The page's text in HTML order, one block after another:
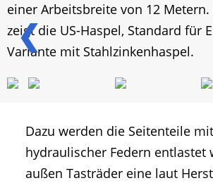
❮
einer Arbeitsbreite von 12
zeigt die US-Haspel, Standard für
Variante mit Stahlzinkenhaspel.
Dazu werden die Seitenteile
hydraulischer Federn entlastet
außen Tasträder eine laut